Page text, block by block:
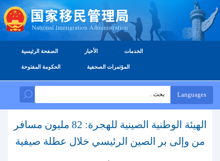
Languages
الصفحة الرئيسية الأخبار الخدمات
الحكومة المفتوحة المؤتمرات الصحفية
الهيئة الوطنية الصينية للهجرة: 82 مليون مسافر
من وإلى بر الصين الرئيسي خلال عطلة صيفية